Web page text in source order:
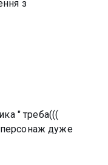
з
" треба(((
персонаж дуже